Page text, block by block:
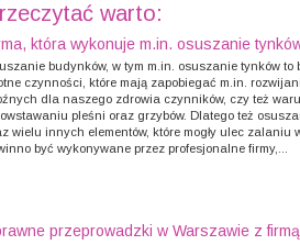
warto:
która wykonuje m.in. osuszanie
budynków, w tym m.in. osuszanie tynków to
czynności, które mają zapobiegać m.in.
dla naszego zdrowia czynników, czy też
pleśni oraz grzybów. Dlatego też
wielu innych elementów, które mogły ulec zalaniu
być wykonywane przez profesjonalne firmy,...
przeprowadzki w Warszawie z